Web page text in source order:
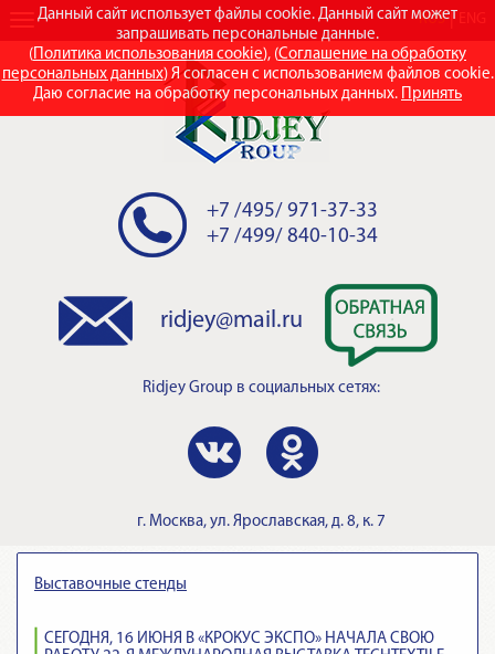
Данный сайт использует файлы cookie. Данный сайт может
запрашивать персональные данные.
(Политика использования cookie), (Соглашение на обработку
персональных данных) Я согласен с использованием файлов cookie.
Даю согласие на обработку персональных данных. Принять
RUS
+7 /495/ 971-37-33
+7 /499/ 840-10-34
ridjey@mail.ru
Ridjey Group в социальных сетях:
г. Москва, ул. Ярославская, д. 8, к. 7
Выставочные стенды
СЕГОДНЯ, 16 ИЮНЯ В «КРОКУС ЭКСПО» НАЧАЛА СВОЮ